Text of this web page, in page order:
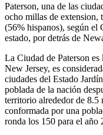
Paterson, una de las
ocho millas de extension,
(56% hispanos), según el
estado, por detrás de
La Ciudad de Paterson es
New Jersey, es
ciudades del Estado
poblada de la nación
territorio alrededor de 8.5
conformada por una
ronda los 150 para el año